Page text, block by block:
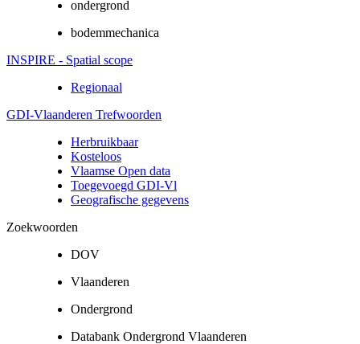
ondergrond
bodemmechanica
INSPIRE - Spatial scope
Regionaal
GDI-Vlaanderen Trefwoorden
Herbruikbaar
Kosteloos
Vlaamse Open data
Toegevoegd GDI-Vl
Geografische gegevens
Zoekwoorden
DOV
Vlaanderen
Ondergrond
Databank Ondergrond Vlaanderen